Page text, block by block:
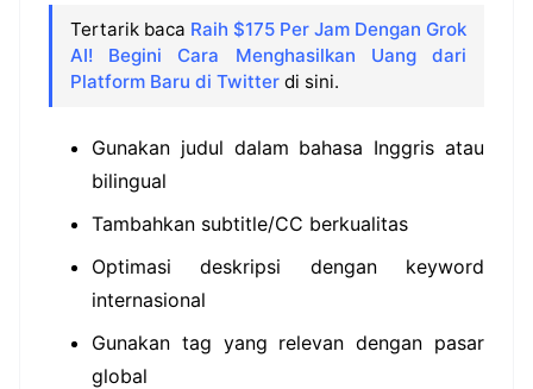
Tertarik baca Raih $175 Per Jam Dengan Grok
AI! Begini Cara Menghasilkan Uang dari
Platform Baru di Twitter di sini.
Gunakan judul dalam bahasa Inggris atau
bilingual
Tambahkan subtitle/CC berkualitas
Optimasi deskripsi dengan keyword
internasional
Gunakan tag yang relevan dengan pasar
global